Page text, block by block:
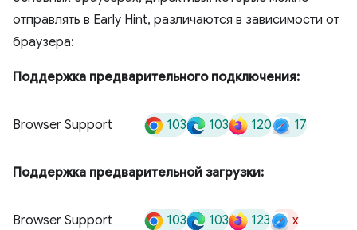
отправлять в Early Hint, различаются в зависимости от
браузера:
Поддержка предварительного подключения:
Browser Support 103 103 120 17
Поддержка предварительной загрузки:
Browser Support 103 103 123 x